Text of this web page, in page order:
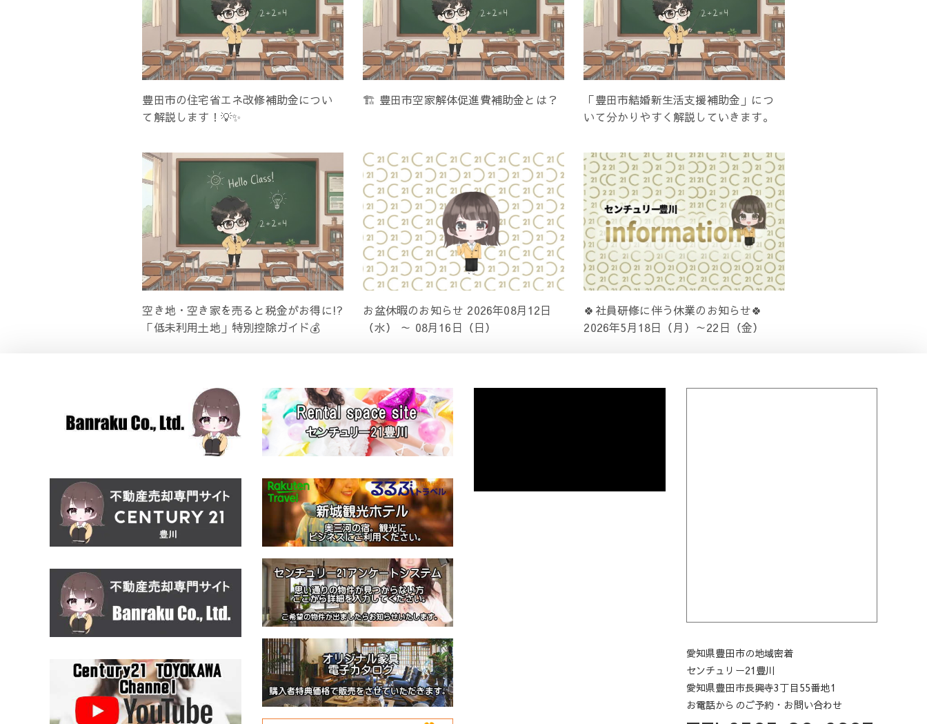
豊田市の住宅省エネ改修補助金につい
て解説します！💡✨
🏗️ 豊田市空家解体促進費補助金とは？
「豊田市結婚新生活支援補助金」につ
いて分かりやすく解説していきます。
空き地・空き家を売ると税金がお得に!?
「低未利用土地」特別控除ガイド💰
お盆休暇のお知らせ 2026年08月12日
（水） ～ 08月16日（日）
🍀社員研修に伴う休業のお知らせ🍀
2026年5月18日（月）～22日（金）
愛知県豊田市の地域密着
センチュリー21豊川
愛知県豊田市長興寺3丁目55番地1
お電話からのご予約・お問い合わせ